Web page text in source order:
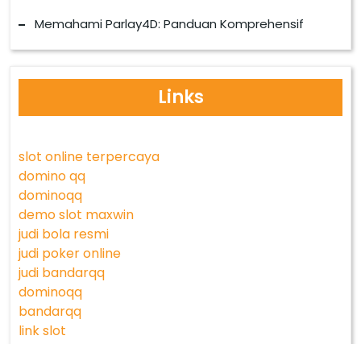
Memahami Parlay4D: Panduan Komprehensif
Links
slot online terpercaya
domino qq
dominoqq
demo slot maxwin
judi bola resmi
judi poker online
judi bandarqq
dominoqq
bandarqq
link slot